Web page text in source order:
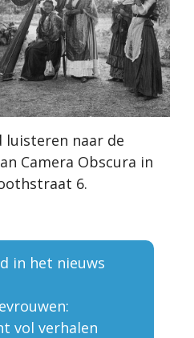
luisteren naar de
Camera Obscura in
6.
in het nieuws
vol verhalen